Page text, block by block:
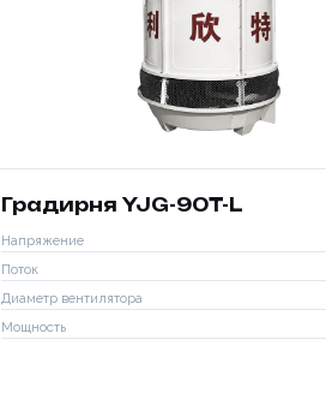
Градирня YJG-90T-L
Напряжение
Поток
Диаметр вентилятора
Мощность